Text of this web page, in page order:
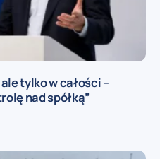
tylko w całości –
nad spółką”